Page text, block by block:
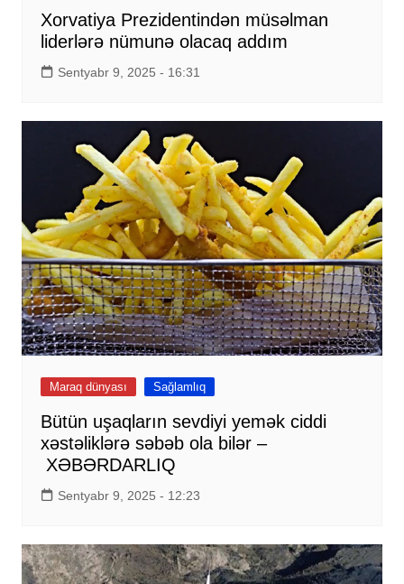
Xorvatiya Prezidentindən müsəlman
liderlərə nümunə olacaq addım
Sentyabr 9, 2025 - 16:31
Maraq dünyası Sağlamlıq
Bütün uşaqların sevdiyi yemək ciddi
xəstəliklərə səbəb ola bilər –
XƏBƏRDARLIQ
Sentyabr 9, 2025 - 12:23